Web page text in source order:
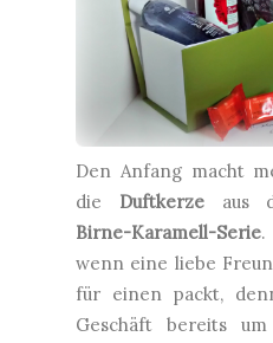
Den Anfang macht
die Duftkerze aus
Birne-Karamell-Serie.
wenn eine liebe
für einen packt,
Geschäft bereits